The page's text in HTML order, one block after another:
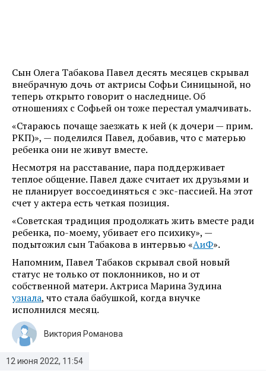
Сын Олега Табакова Павел десять месяцев скрывал
внебрачную дочь от актрисы Софьи Синицыной, но
теперь открыто говорит о наследнице. Об
отношениях с Софьей он тоже перестал умалчивать.
«Стараюсь почаще заезжать к ней (к дочери — прим.
РКП)», — поделился Павел, добавив, что с матерью
ребенка они не живут вместе.
Несмотря на расставание, пара поддерживает
теплое общение. Павел даже считает их друзьями и
не планирует воссоединяться с экс-пассией. На этот
счет у актера есть четкая позиция.
«Советская традиция продолжать жить вместе ради
ребенка, по-моему, убивает его психику», —
подытожил сын Табакова в интервью «АиФ».
Напомним, Павел Табаков скрывал свой новый
статус не только от поклонников, но и от
собственной матери. Актриса Марина Зудина
узнала, что стала бабушкой, когда внучке
исполнился месяц.
12 июня 2022, 11:54
Виктория Романова